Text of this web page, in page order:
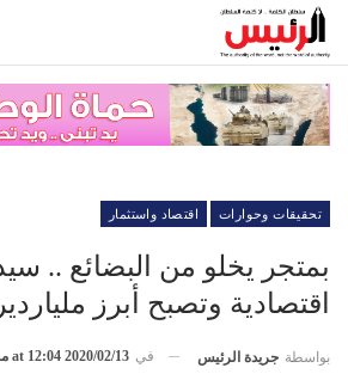
تحقيقات وحوارات اقتصاد واستثمار
بمتجر يخلو من البضائع ..
اقتصادية وتصبح أبرز
بواسطة جريدة الرئيس في 2020/02/13 at 12:04 مساءً